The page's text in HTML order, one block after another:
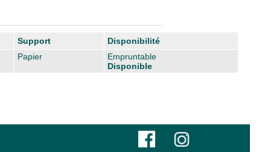
Support
Disponibilité
Papier
Empruntable
Disponible